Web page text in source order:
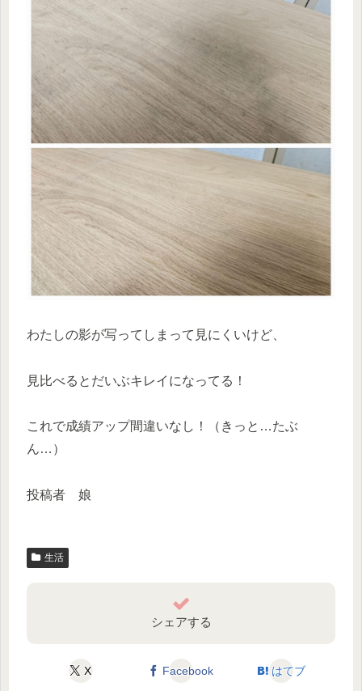
わたしの影が写ってしまって見にくいけど、
見比べるとだいぶキレイになってる！
これで成績アップ間違いなし！（きっと…たぶ
ん…）
投稿者 娘
生活
シェアする
X Facebook はてブ